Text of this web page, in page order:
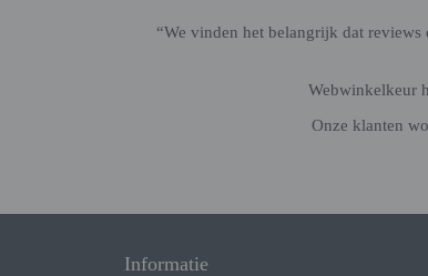
“We vinden het belangrijk dat
Webwinkelkeur
Onze klanten
Informatie